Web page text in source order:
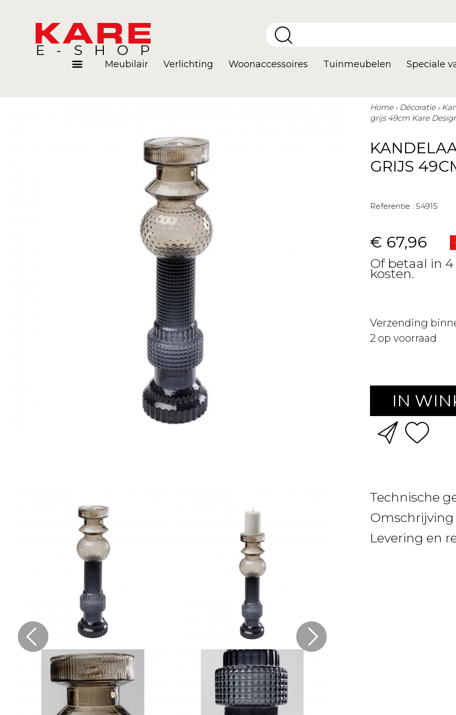
E-SHOP
Meubilair Verlichting Woonaccessoires Tuinmeubelen Speciale
Home Décoratie
grijs 49cm Kare
GRIJS
Referentie : 54915
€ 67,96
Of betaal in
kosten.
Verzending
2 op voorraad
IN
Technische
Omschrijving
Levering en